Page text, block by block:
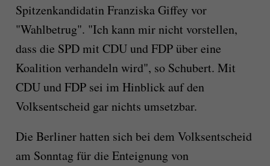
Spitzenkandidatin Franziska Giffey vor
"Wahlbetrug". "Ich kann mir nicht vorstellen,
dass die SPD mit CDU und FDP über eine
Koalition verhandeln wird", so Schubert. Mit
CDU und FDP sei im Hinblick auf den
Volksentscheid gar nichts umsetzbar.
Die Berliner hatten sich bei dem Volksentscheid
am Sonntag für die Enteignung von